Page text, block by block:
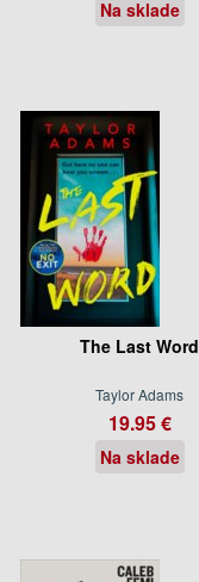
Na sklade
The Last Word
Taylor Adams
19.95 €
Na sklade